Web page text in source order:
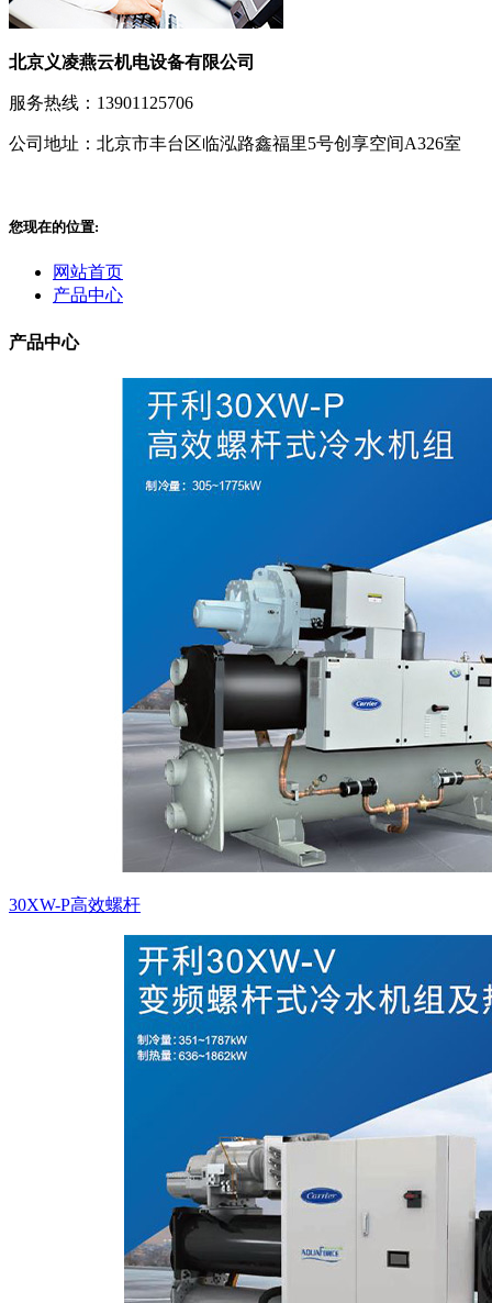
北京义凌燕云机电设备有限公司
服务热线：13901125706
公司地址：北京市丰台区临泓路鑫福里5号创享空间A326室
您现在的位置:
网站首页
产品中心
产品中心
30XW-P高效螺杆